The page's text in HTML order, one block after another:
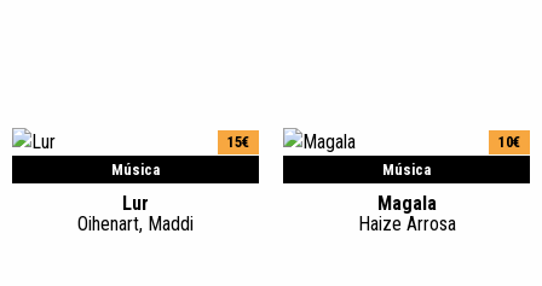
Música
15€
Lur
Oihenart, Maddi
Música
10€
Magala
Haize Arrosa